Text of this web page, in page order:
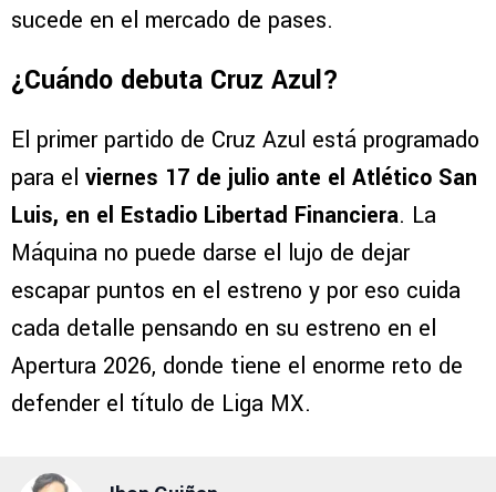
sucede en el mercado de pases.
¿Cuándo debuta Cruz Azul?
El primer partido de Cruz Azul está programado
para el viernes 17 de julio ante el Atlético San
Luis, en el Estadio Libertad Financiera. La
Máquina no puede darse el lujo de dejar
escapar puntos en el estreno y por eso cuida
cada detalle pensando en su estreno en el
Apertura 2026, donde tiene el enorme reto de
defender el título de Liga MX.